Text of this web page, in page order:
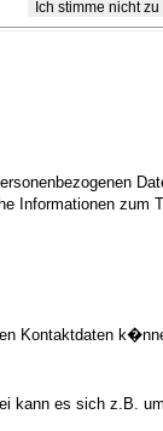
zum
Kontaktdaten
kann es sich z.B.